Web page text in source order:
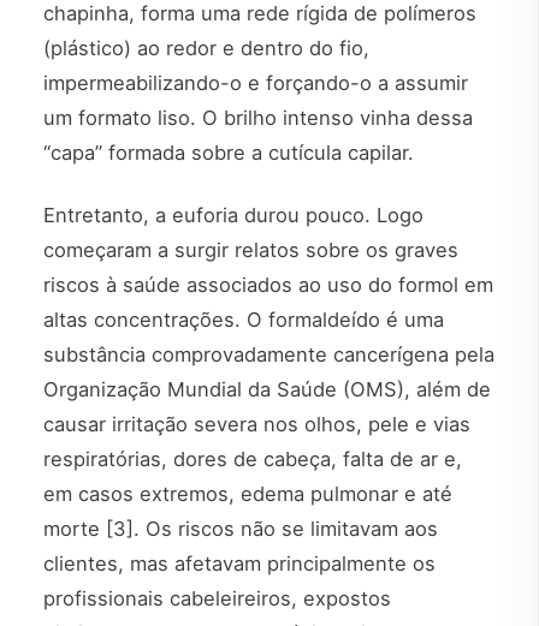
chapinha, forma uma rede rígida de polímeros
(plástico) ao redor e dentro do fio,
impermeabilizando-o e forçando-o a assumir
um formato liso. O brilho intenso vinha dessa
“capa” formada sobre a cutícula capilar.
Entretanto, a euforia durou pouco. Logo
começaram a surgir relatos sobre os graves
riscos à saúde associados ao uso do formol em
altas concentrações. O formaldeído é uma
substância comprovadamente cancerígena pela
Organização Mundial da Saúde (OMS), além de
causar irritação severa nos olhos, pele e vias
respiratórias, dores de cabeça, falta de ar e,
em casos extremos, edema pulmonar e até
morte [3]. Os riscos não se limitavam aos
clientes, mas afetavam principalmente os
profissionais cabeleireiros, expostos